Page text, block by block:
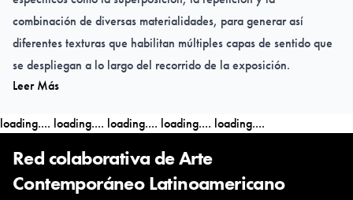
combinación de diversas materialidades, para generar así
diferentes texturas que habilitan múltiples capas de sentido que
se despliegan a lo largo del recorrido de la exposición.
Leer Más
loading.... loading.... loading.... loading.... loading....
Red colaborativa de Arte
Contemporáneo Latinoamericano